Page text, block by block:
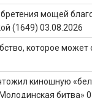
мощей
(1649) 03.08.2026
которое может
киношную
битва»